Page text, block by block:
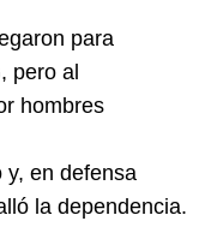
para
pero al
hombres
y, en defensa
la dependencia.